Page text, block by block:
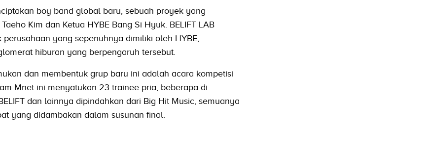
boy band global baru, sebuah proyek yang
Kim dan Ketua HYBE Bang Si Hyuk. BELIFT LAB
yang sepenuhnya dimiliki oleh HYBE,
hiburan yang berpengaruh tersebut.
dan membentuk grup baru ini adalah acara kompetisi
Mnet ini menyatukan 23 trainee pria, beberapa di
dan lainnya dipindahkan dari Big Hit Music, semuanya
yang didambakan dalam susunan final.